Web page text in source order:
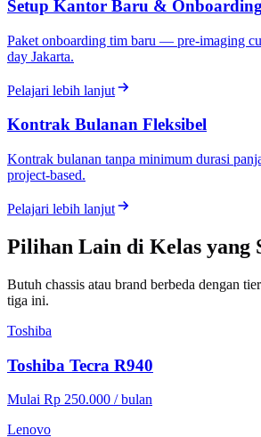
Setup Kantor Baru &
Paket onboarding tim baru — pre-imaging
day Jakarta.
Pelajari lebih lanjut
Kontrak Bulanan Fleksibel
Kontrak bulanan tanpa minimum durasi
project-based.
Pelajari lebih lanjut
Pilihan Lain di Kelas yang
Butuh chassis atau brand berbeda dengan
tiga ini.
Toshiba
Toshiba Tecra R940
Mulai Rp 250.000 / bulan
Lenovo